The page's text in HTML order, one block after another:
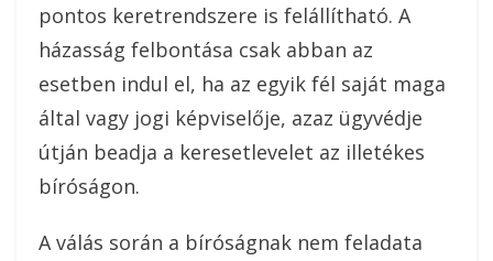
pontos keretrendszere is felállítható. A
házasság felbontása csak abban az
esetben indul el, ha az egyik fél saját maga
által vagy jogi képviselője, azaz ügyvédje
útján beadja a keresetlevelet az illetékes
bíróságon.
A válás során a bíróságnak nem feladata